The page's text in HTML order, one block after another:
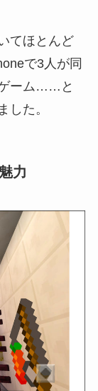
てほとんど
で3人が同
ーム……と
した。
力